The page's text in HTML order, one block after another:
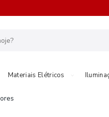
Materiais Elétricos